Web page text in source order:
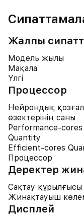
Жалпы
Модель жылы
Мақала
Үлгі
Процессор
Нейрондық
өзектерінің саны
Performance-cores
Quantity
Efficient-cores
Процессор
Деректер
Сақтау құрылғысы
Жинақтауыш
Дисплей